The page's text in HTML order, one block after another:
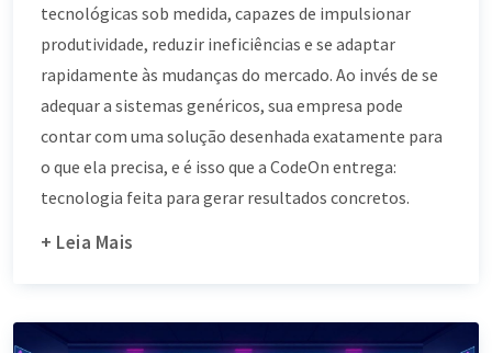
tecnológicas sob medida, capazes de impulsionar
produtividade, reduzir ineficiências e se adaptar
rapidamente às mudanças do mercado. Ao invés de se
adequar a sistemas genéricos, sua empresa pode
contar com uma solução desenhada exatamente para
o que ela precisa, e é isso que a CodeOn entrega:
tecnologia feita para gerar resultados concretos.
+ Leia Mais